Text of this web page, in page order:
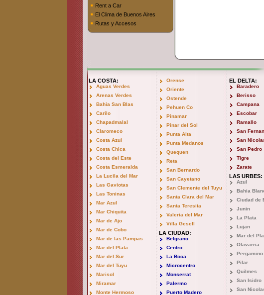
Rent a Car
El Clima de Buenos Aires
Rutas y Accesos
LA COSTA:
Aguas Verdes
Arenas Verdes
Bahia San Blas
Carilo
Chapadmalal
Claromeco
Costa Azul
Costa Chica
Costa del Este
Costa Esmeralda
La Lucila del Mar
Las Gaviotas
Las Toninas
Mar Azul
Mar Chiquita
Mar de Ajo
Mar de Cobo
Mar de las Pampas
Mar del Plata
Mar del Sur
Mar del Tuyu
Marisol
Miramar
Monte Hermoso
Orense
Oriente
Ostende
Pehuen Co
Pinamar
Pinar del Sol
Punta Alta
Punta Medanos
Quequen
Reta
San Bernardo
San Cayetano
San Clemente del Tuyu
Santa Clara del Mar
Santa Teresita
Valeria del Mar
Villa Gesell
LA CIUDAD:
Belgrano
Centro
La Boca
Microcentro
Monserrat
Palermo
Puerto Madero
EL DELTA:
Baradero
Berisso
Campana
Escobar
Ramallo
San
San
San Pedro
Tigre
Zarate
LAS URBES:
Azul
Bahia
Ciudad de
Junin
La Plata
Lujan
Mar del
Olavarria
Pergamino
Pilar
Quilmes
San Isidro
San